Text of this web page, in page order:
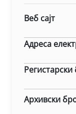
Веб сајт
Адреса
Регистарски
Архивски